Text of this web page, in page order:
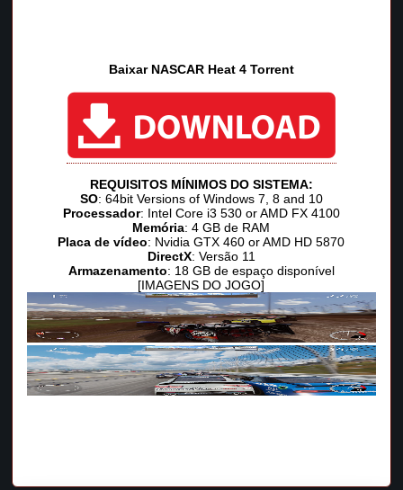
Baixar NASCAR Heat 4 Torrent
REQUISITOS MÍNIMOS DO SISTEMA:
SO: 64bit Versions of Windows 7, 8 and 10
Processador: Intel Core i3 530 or AMD FX 4100
Memória: 4 GB de RAM
Placa de vídeo: Nvidia GTX 460 or AMD HD 5870
DirectX: Versão 11
Armazenamento: 18 GB de espaço disponível
[IMAGENS DO JOGO]